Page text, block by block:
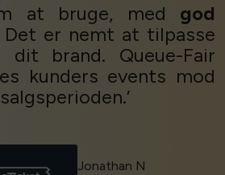
at bruge, med god
Det er nemt at tilpasse
dit brand. Queue-Fair
kunders events mod
Jonathan N